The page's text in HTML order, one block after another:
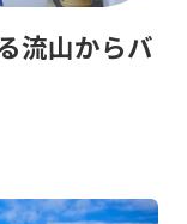
流山からバ